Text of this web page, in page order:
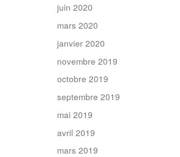
juin 2020
mars 2020
janvier 2020
novembre 2019
octobre 2019
septembre 2019
mai 2019
avril 2019
mars 2019